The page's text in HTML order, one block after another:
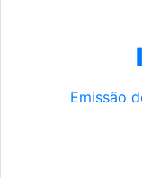
Emissão